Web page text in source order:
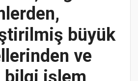
büyük
ve